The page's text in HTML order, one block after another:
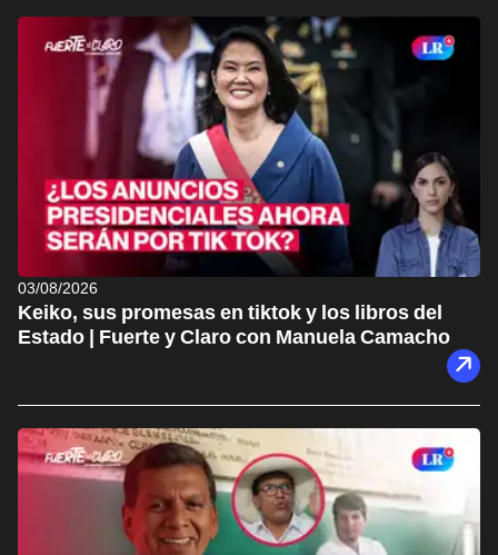
03/08/2026
Keiko, sus promesas en tiktok y los libros del
Estado | Fuerte y Claro con Manuela Camacho